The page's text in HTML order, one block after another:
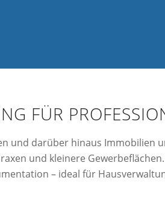
FÜR
und darüber hinaus Immobilien
und kleinere
– ideal für